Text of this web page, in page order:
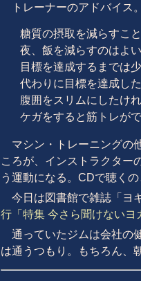
トレーナーのアドバイス。
糖質の摂取を減らすこ
夜、飯を減らすのはよ
目標を達成するまでは
代わりに目標を達成し
腹囲をスリムにしたけ
ケガをすると筋トレが
マシン・トレーニングの
ころが、インストラクター
う運動になる。CDで聴く
今日は図書館で雑誌「ヨ
行「特集 今さら聞けないヨ
通っていたジムは会社の
は通うつもり。もちろん、